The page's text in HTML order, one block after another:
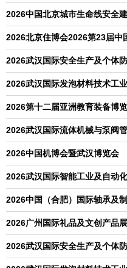
2026中国北京城市生命线安全
2026北京住博会2026第23届中
2026武汉国际安全生产及个体
2026武汉国际发泡材料技术工
2026第十二届亚洲教育装备博
2026武汉国际流体机械与泵阀
2026中国机博会暨武汉博览会
2026武汉国际智能工业及自动
2026中国（合肥）国际轴承及
2026广州国际礼品及文创产品
2026武汉国际安全生产及个体